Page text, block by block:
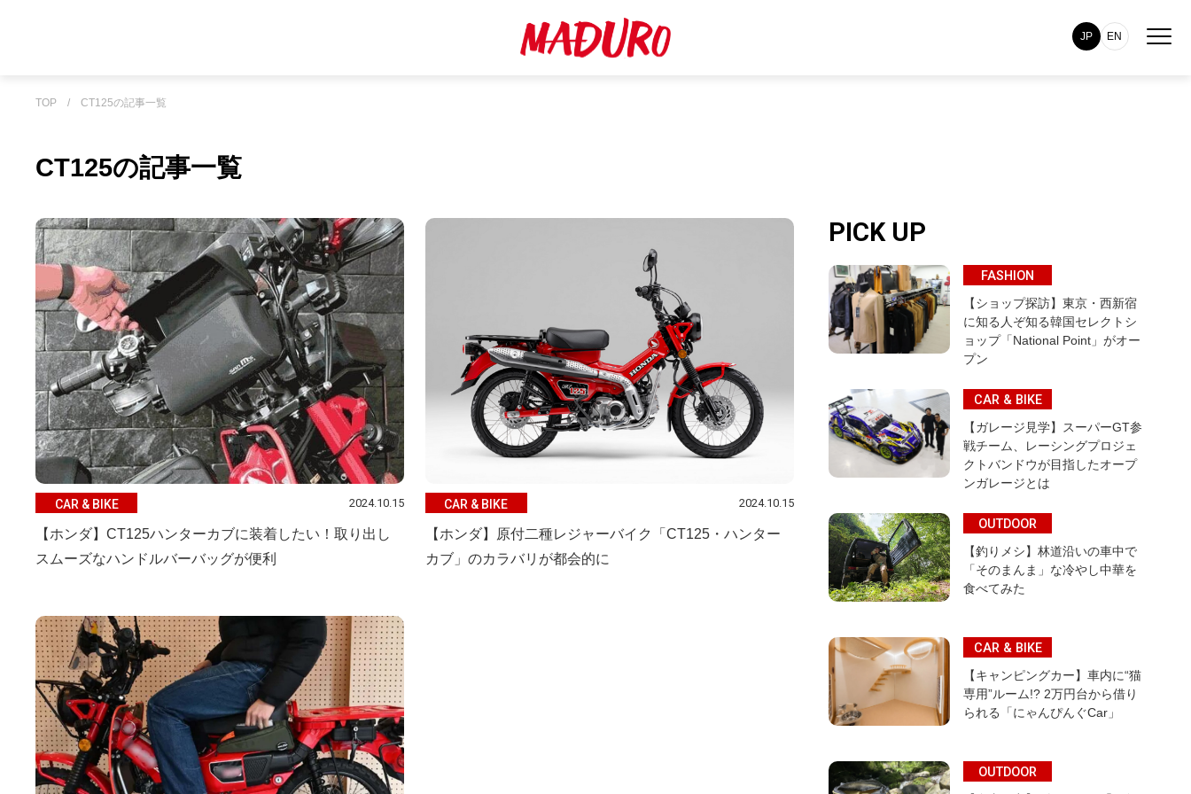
JP EN
TOP / CT125の記事一覧
CT125の記事一覧
CAR & BIKE 2024.10.15
【ホンダ】CT125ハンターカブに装着したい！取り出し
スムーズなハンドルバーバッグが便利
CAR & BIKE 2024.10.15
【ホンダ】原付二種レジャーバイク「CT125・ハンター
カブ」のカラバリが都会的に
PICK UP
FASHION
【ショップ探訪】東京・西新宿
に知る人ぞ知る韓国セレクトシ
ョップ「National Point」がオー
プン
CAR & BIKE
【ガレージ見学】スーパーGT参
戦チーム、レーシングプロジェ
クトバンドウが目指したオープ
ンガレージとは
OUTDOOR
【釣りメシ】林道沿いの車中で
「そのまんま」な冷やし中華を
食べてみた
CAR & BIKE
【キャンピングカー】車内に“猫
専用”ルーム!? 2万円台から借り
られる「にゃんぴんぐCar」
OUTDOOR